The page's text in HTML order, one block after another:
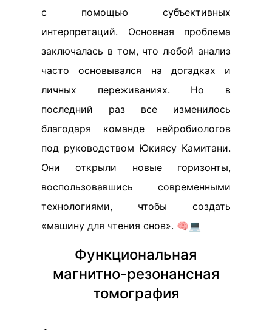
с помощью субъективных
интерпретаций. Основная проблема
заключалась в том, что любой анализ
часто основывался на догадках и
личных переживаниях. Но в
последний раз все изменилось
благодаря команде нейробиологов
под руководством Юкиясу Камитани.
Они открыли новые горизонты,
воспользовавшись современными
технологиями, чтобы создать
«машину для чтения снов». 🧠💻
Функциональная
магнитно-резонансная
томография